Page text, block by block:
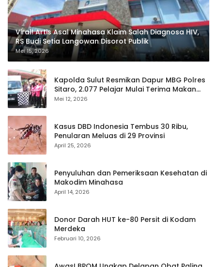
Viral! Artis Asal Minahasa Klaim Salah Diagnosa HIV,
RS Budi Setia Langowan Disorot Publik
Mei 15, 2026
Kapolda Sulut Resmikan Dapur MBG Polres
Sitaro, 2.077 Pelajar Mulai Terima Makan
Gratis
Mei 12, 2026
Kasus DBD Indonesia Tembus 30 Ribu,
Penularan Meluas di 29 Provinsi
April 25, 2026
Penyuluhan dan Pemeriksaan Kesehatan di
Makodim Minahasa
April 14, 2026
Donor Darah HUT ke-80 Persit di Kodam
Merdeka
Februari 10, 2026